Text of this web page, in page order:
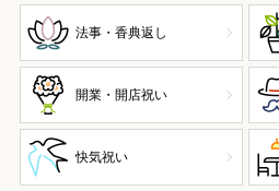
法事・香典返し
開業・開店祝い
快気祝い